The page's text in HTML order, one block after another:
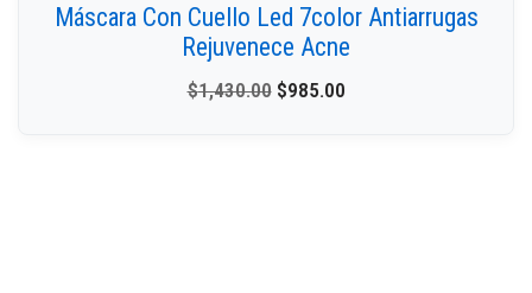
Máscara Con Cuello Led 7color Antiarrugas
Rejuvenece Acne
$1,430.00 $985.00